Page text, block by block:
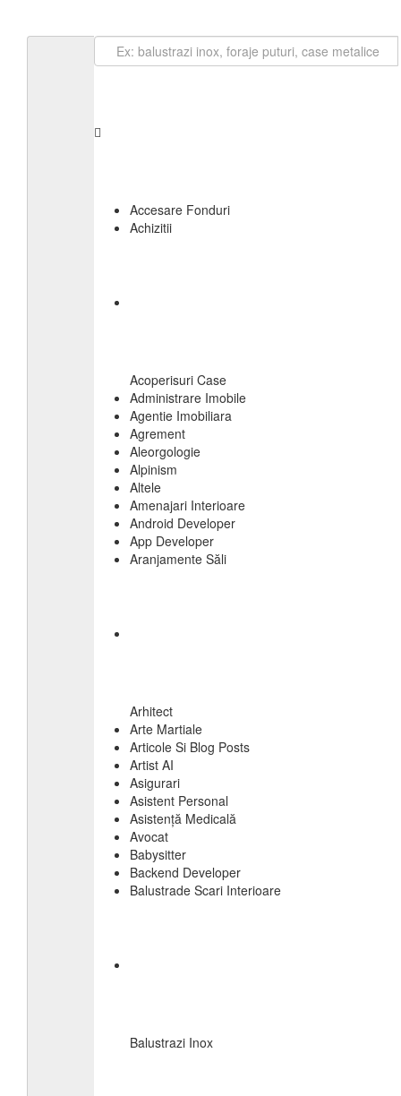
Accesare Fonduri
Achizitii
Acoperisuri Case
Administrare Imobile
Agentie Imobiliara
Agrement
Aleorgologie
Alpinism
Altele
Amenajari Interioare
Android Developer
App Developer
Aranjamente Săli
Arhitect
Arte Martiale
Articole Si Blog Posts
Artist AI
Asigurari
Asistent Personal
Asistență Medicală
Avocat
Babysitter
Backend Developer
Balustrade Scari Interioare
Balustrazi Inox